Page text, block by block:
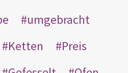
umgebracht
Ketten
Preis